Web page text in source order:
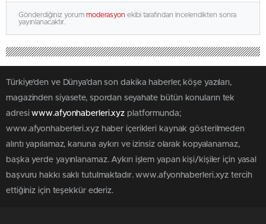
Gönderdiğiniz yorum moderasyon ekibi tarafından incelendikten sonra
yayınlanacaktır.
Türkiye'den ve Dünya’dan son dakika haberler, köşe yazıları,
magazinden siyasete, spordan seyahate bütün konuların tek
adresiwww.afyonhaberleri.xyz platformunda;
www.afyonhaberleri.xyz haber içerikleri kaynak gösterilmeden
alıntı yapılamaz, kanuna aykırı ve izinsiz olarak kopyalanamaz,
başka yerde yayınlanamaz. Aykırı işlem yapan kişi/kişiler için yasal
başvuru hakkı saklı tutulmaktadır. www.afyonhaberleri.xyz tercih
ettiğiniz için teşekkür ederiz.